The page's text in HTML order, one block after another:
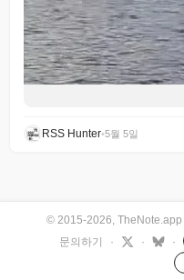
RSS Hunter•5월 5일
© 2015-2026, TheNote.app
문의하기
· · ·